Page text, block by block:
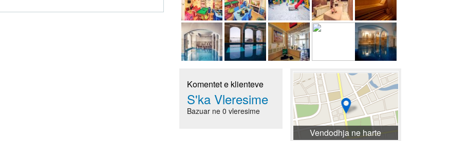
Komentet e klienteve
S'ka Vleresime
Bazuar ne 0 vleresime
Vendodhja ne harte